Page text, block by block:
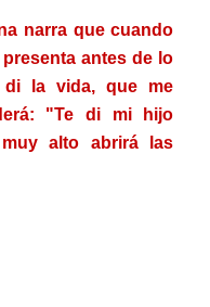
narra que cuando
antes de lo
di la vida, que me
"Te di mi hijo
alto abrirá las